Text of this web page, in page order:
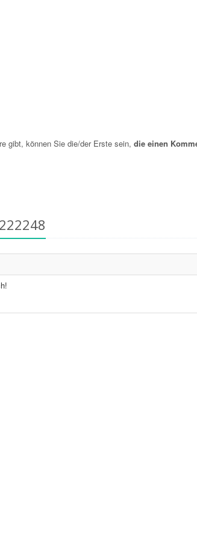
gibt, können Sie die/der Erste sein, die einen